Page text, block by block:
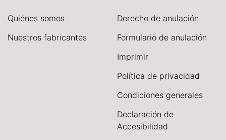
Quiénes somos
Nuestros fabricantes
Derecho de anulación
Formulario de anulación
Imprimir
Política de privacidad
Condiciones generales
Declaración de
Accesibilidad